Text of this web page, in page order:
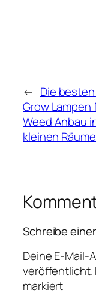
← Die besten
Grow Lampen
Weed Anbau
kleinen
Schreibe
Deine E-Mail-
veröffentlicht.
markiert